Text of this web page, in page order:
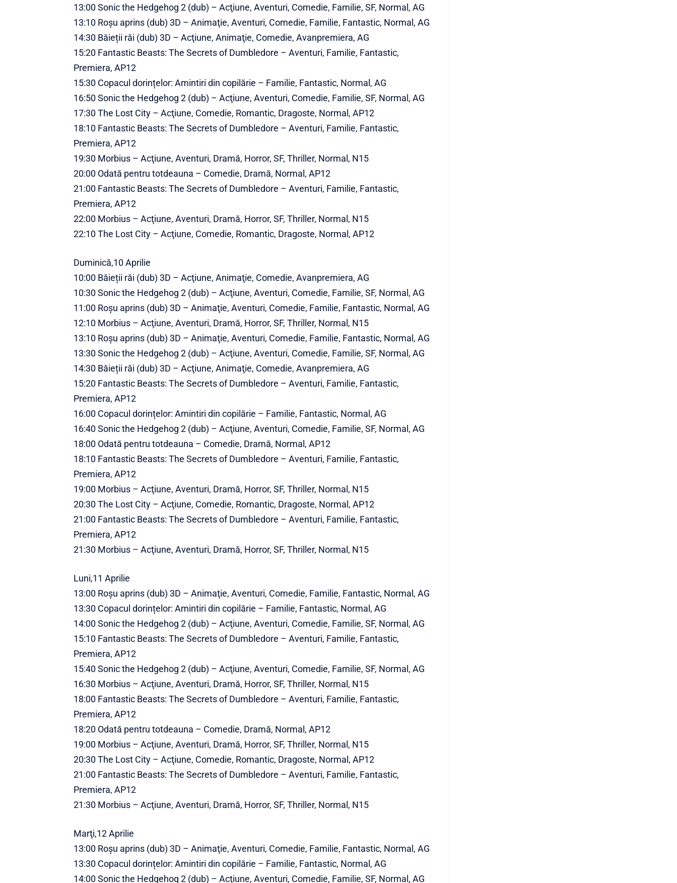
13:00 Sonic the Hedgehog 2 (dub) – Acţiune, Aventuri, Comedie, Familie, SF, Normal, AG
13:10 Roșu aprins (dub) 3D – Animaţie, Aventuri, Comedie, Familie, Fantastic, Normal, AG
14:30 Băieții răi (dub) 3D – Acţiune, Animaţie, Comedie, Avanpremiera, AG
15:20 Fantastic Beasts: The Secrets of Dumbledore – Aventuri, Familie, Fantastic,
Premiera, AP12
15:30 Copacul dorințelor: Amintiri din copilărie – Familie, Fantastic, Normal, AG
16:50 Sonic the Hedgehog 2 (dub) – Acţiune, Aventuri, Comedie, Familie, SF, Normal, AG
17:30 The Lost City – Acţiune, Comedie, Romantic, Dragoste, Normal, AP12
18:10 Fantastic Beasts: The Secrets of Dumbledore – Aventuri, Familie, Fantastic,
Premiera, AP12
19:30 Morbius – Acţiune, Aventuri, Dramă, Horror, SF, Thriller, Normal, N15
20:00 Odată pentru totdeauna – Comedie, Dramă, Normal, AP12
21:00 Fantastic Beasts: The Secrets of Dumbledore – Aventuri, Familie, Fantastic,
Premiera, AP12
22:00 Morbius – Acţiune, Aventuri, Dramă, Horror, SF, Thriller, Normal, N15
22:10 The Lost City – Acţiune, Comedie, Romantic, Dragoste, Normal, AP12
Duminică,10 Aprilie
10:00 Băieții răi (dub) 3D – Acţiune, Animaţie, Comedie, Avanpremiera, AG
10:30 Sonic the Hedgehog 2 (dub) – Acţiune, Aventuri, Comedie, Familie, SF, Normal, AG
11:00 Roșu aprins (dub) 3D – Animaţie, Aventuri, Comedie, Familie, Fantastic, Normal, AG
12:10 Morbius – Acţiune, Aventuri, Dramă, Horror, SF, Thriller, Normal, N15
13:10 Roșu aprins (dub) 3D – Animaţie, Aventuri, Comedie, Familie, Fantastic, Normal, AG
13:30 Sonic the Hedgehog 2 (dub) – Acţiune, Aventuri, Comedie, Familie, SF, Normal, AG
14:30 Băieții răi (dub) 3D – Acţiune, Animaţie, Comedie, Avanpremiera, AG
15:20 Fantastic Beasts: The Secrets of Dumbledore – Aventuri, Familie, Fantastic,
Premiera, AP12
16:00 Copacul dorințelor: Amintiri din copilărie – Familie, Fantastic, Normal, AG
16:40 Sonic the Hedgehog 2 (dub) – Acţiune, Aventuri, Comedie, Familie, SF, Normal, AG
18:00 Odată pentru totdeauna – Comedie, Dramă, Normal, AP12
18:10 Fantastic Beasts: The Secrets of Dumbledore – Aventuri, Familie, Fantastic,
Premiera, AP12
19:00 Morbius – Acţiune, Aventuri, Dramă, Horror, SF, Thriller, Normal, N15
20:30 The Lost City – Acţiune, Comedie, Romantic, Dragoste, Normal, AP12
21:00 Fantastic Beasts: The Secrets of Dumbledore – Aventuri, Familie, Fantastic,
Premiera, AP12
21:30 Morbius – Acţiune, Aventuri, Dramă, Horror, SF, Thriller, Normal, N15
Luni,11 Aprilie
13:00 Roșu aprins (dub) 3D – Animaţie, Aventuri, Comedie, Familie, Fantastic, Normal, AG
13:30 Copacul dorințelor: Amintiri din copilărie – Familie, Fantastic, Normal, AG
14:00 Sonic the Hedgehog 2 (dub) – Acţiune, Aventuri, Comedie, Familie, SF, Normal, AG
15:10 Fantastic Beasts: The Secrets of Dumbledore – Aventuri, Familie, Fantastic,
Premiera, AP12
15:40 Sonic the Hedgehog 2 (dub) – Acţiune, Aventuri, Comedie, Familie, SF, Normal, AG
16:30 Morbius – Acţiune, Aventuri, Dramă, Horror, SF, Thriller, Normal, N15
18:00 Fantastic Beasts: The Secrets of Dumbledore – Aventuri, Familie, Fantastic,
Premiera, AP12
18:20 Odată pentru totdeauna – Comedie, Dramă, Normal, AP12
19:00 Morbius – Acţiune, Aventuri, Dramă, Horror, SF, Thriller, Normal, N15
20:30 The Lost City – Acţiune, Comedie, Romantic, Dragoste, Normal, AP12
21:00 Fantastic Beasts: The Secrets of Dumbledore – Aventuri, Familie, Fantastic,
Premiera, AP12
21:30 Morbius – Acţiune, Aventuri, Dramă, Horror, SF, Thriller, Normal, N15
Marţi,12 Aprilie
13:00 Roșu aprins (dub) 3D – Animaţie, Aventuri, Comedie, Familie, Fantastic, Normal, AG
13:30 Copacul dorințelor: Amintiri din copilărie – Familie, Fantastic, Normal, AG
14:00 Sonic the Hedgehog 2 (dub) – Acţiune, Aventuri, Comedie, Familie, SF, Normal, AG